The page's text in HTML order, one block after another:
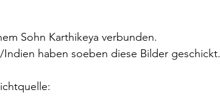
Sohn Karthikeya verbunden.
haben soeben diese Bilder geschickt.